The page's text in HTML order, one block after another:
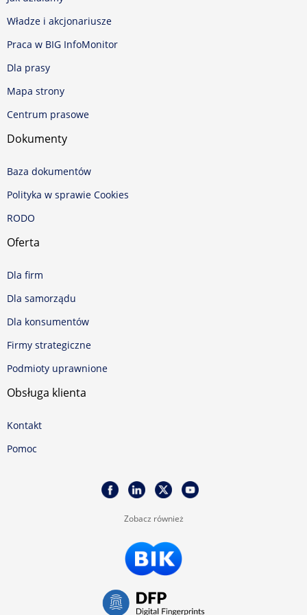
Władze i akcjonariusze
Praca w BIG InfoMonitor
Dla prasy
Mapa strony
Centrum prasowe
Dokumenty
Baza dokumentów
Polityka w sprawie Cookies
RODO
Oferta
Dla firm
Dla samorządu
Dla konsumentów
Firmy strategiczne
Podmioty uprawnione
Obsługa klienta
Kontakt
Pomoc
Zobacz również